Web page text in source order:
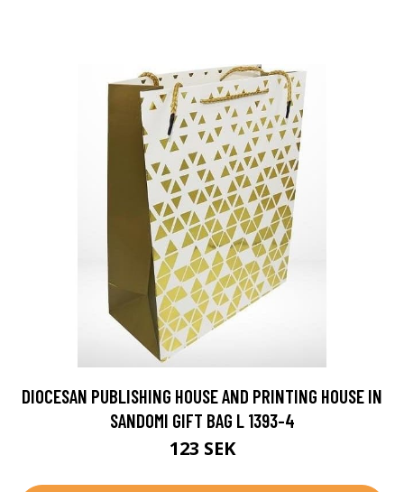
DIOCESAN PUBLISHING HOUSE AND PRINTING HOUSE IN
SANDOMI GIFT BAG L 1393-4
123 SEK